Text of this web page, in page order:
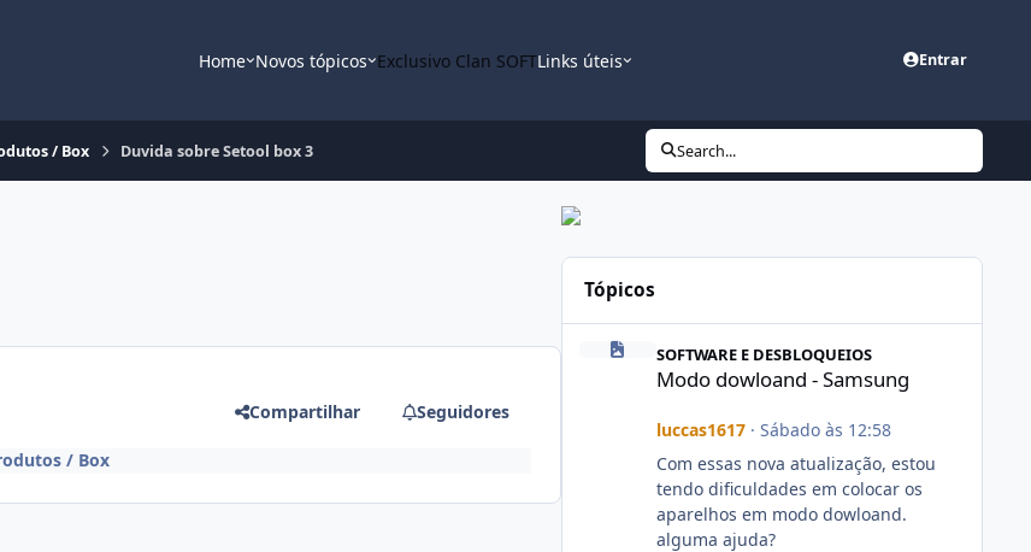
Home Novos tópicos Exclusivo Clan SOFTLinks úteis Entrar
/ Box Duvida sobre Setool box 3 Search...
Compartilhar Seguidores
/ Box
Tópicos
SOFTWARE E DESBLOQUEIOS
Modo dowloand - Samsung
luccas1617· Sábado às 12:58
Com essas nova atualização, estou
tendo dificuldades em colocar os
aparelhos em modo dowloand.
alguma ajuda?